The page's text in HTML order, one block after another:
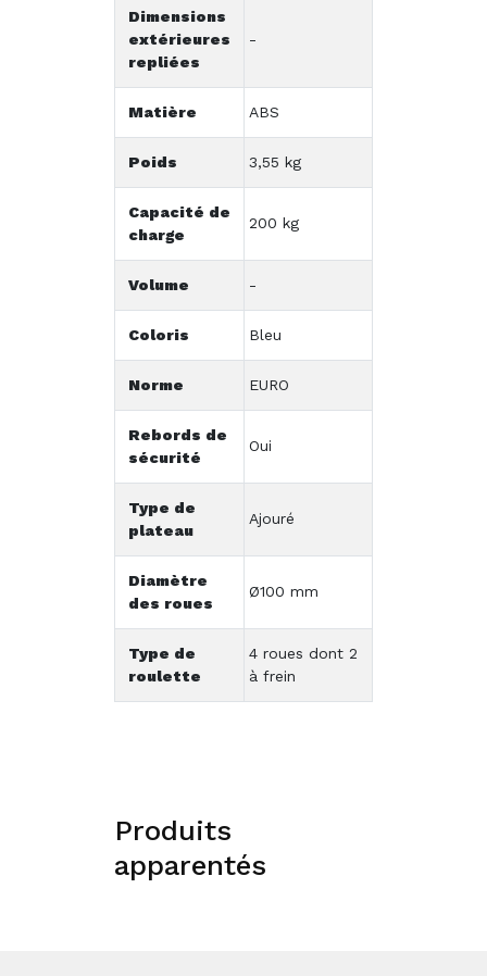
Dimensions
extérieures
repliées
-
Matière ABS
Poids 3,55 kg
Capacité de
charge
200 kg
Volume -
Coloris Bleu
Norme EURO
Rebords de
sécurité
Oui
Type de
plateau
Ajouré
Diamètre
des roues
Ø100 mm
Type de
roulette
4 roues dont 2
à frein
Produits
apparentés